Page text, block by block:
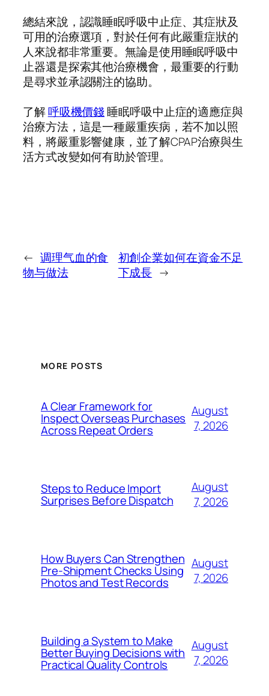
總結來說，認識睡眠呼吸中止症、其症狀及
可用的治療選項，對於任何有此嚴重症狀的
人來說都非常重要。無論是使用睡眠呼吸中
止器還是探索其他治療機會，最重要的行動
是尋求並承認關注的協助。
了解呼吸機價錢睡眠呼吸中止症的適應症與
治療方法，這是一種嚴重疾病，若不加以照
料，將嚴重影響健康，並了解CPAP治療與生
活方式改變如何有助於管理。
← 调理气血的食
物与做法
初創企業如何在資金不足
下成長 →
MORE POSTS
A Clear Framework for
Inspect Overseas Purchases
Across Repeat Orders
August
7, 2026
Steps to Reduce Import
Surprises Before Dispatch
August
7, 2026
How Buyers Can Strengthen
Pre-Shipment Checks Using
Photos and Test Records
August
7, 2026
Building a System to Make
Better Buying Decisions with
Practical Quality Controls
August
7, 2026